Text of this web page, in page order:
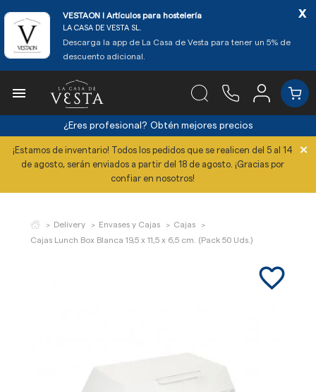
VESTAON l Artículos para hostelería
LA CASA DE VESTA SL.
Descarga la app de La Casa de Vesta para tener un 5% de
descuento adicional.
x

¿Eres profesional? Obtén mejores precios
¡Estamos de inventario! Todos los pedidos que se realicen del 5 al 14
de agosto, serán enviados a partir del 18 de agosto. ¡Gracias por
confiar en nosotros!
×
Delivery Envases y Cajas
Cajas
Cajas Lunch Box Blanca 19,5 x 11,5 x 6,5 cm. (Pack 50 Uds.)
favorite_border